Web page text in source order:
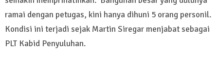
ramai dengan petugas, kini hanya dihuni 5 orang personil.
Kondisi ini terjadi sejak Martin Siregar menjabat sebagai
PLT Kabid Penyuluhan.